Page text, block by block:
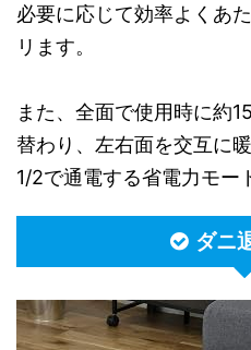
必要に応じて効率よくあ
リます。
また、全面で使用時に約
替わり、左右面を交互に
1/2で通電する省電力モー
ダニ